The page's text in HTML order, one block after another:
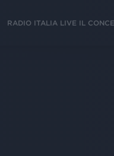
RADIO ITALIA LIVE IL